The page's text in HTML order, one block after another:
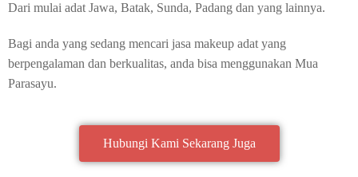
Dari mulai adat Jawa, Batak, Sunda, Padang dan yang lainnya.
Bagi anda yang sedang mencari jasa makeup adat yang
berpengalaman dan berkualitas, anda bisa menggunakan Mua
Parasayu.
Hubungi Kami Sekarang Juga